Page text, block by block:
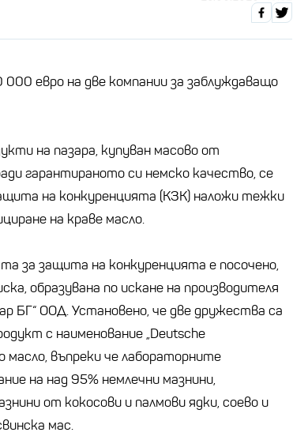
евро на две компании за заблуждаващо
на пазара, купуван масово от
гарантираното си немско качество, се
на конкуренцията (КЗК) наложи тежки
на краве масло.
за защита на конкуренцията е посочено,
образувана по искане на производителя
БГ“ ООД. Установено, че две дружества са
с наименование „Deutsche
масло, въпреки че лабораторните
на над 95% немлечни мазнини,
от кокосови и палмови ядки, соево и
мас.